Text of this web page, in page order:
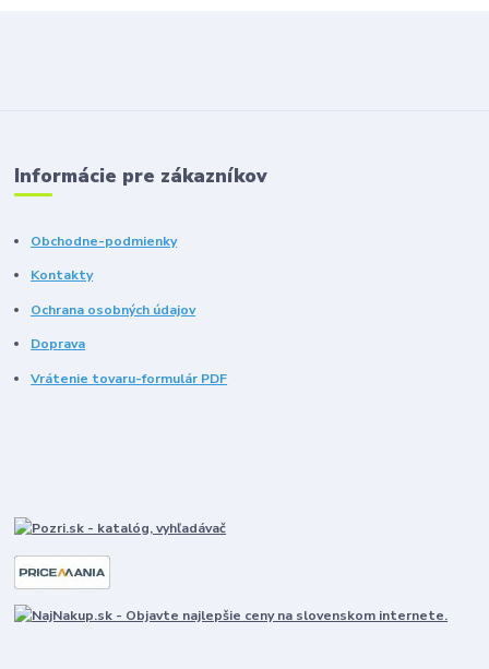
Informácie pre zákazníkov
Obchodne-podmienky
Kontakty
Ochrana osobných údajov
Doprava
Vrátenie tovaru-formulár PDF